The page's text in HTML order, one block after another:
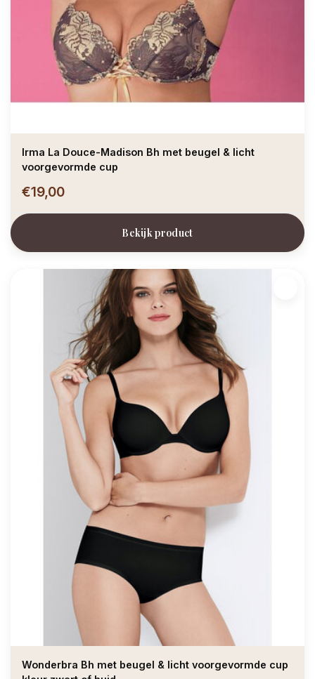
Irma La Douce-Madison Bh met beugel & licht
voorgevormde cup
€19,00
Bekijk product
Wonderbra Bh met beugel & licht voorgevormde cup